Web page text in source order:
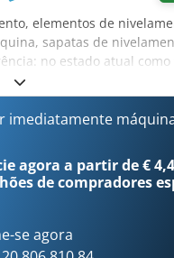
elementos de
sapatas de
no estado atual como
ferramentas e
14 peças -Dimensões:
imediatamente
agora a partir de €
de compradores
se agora